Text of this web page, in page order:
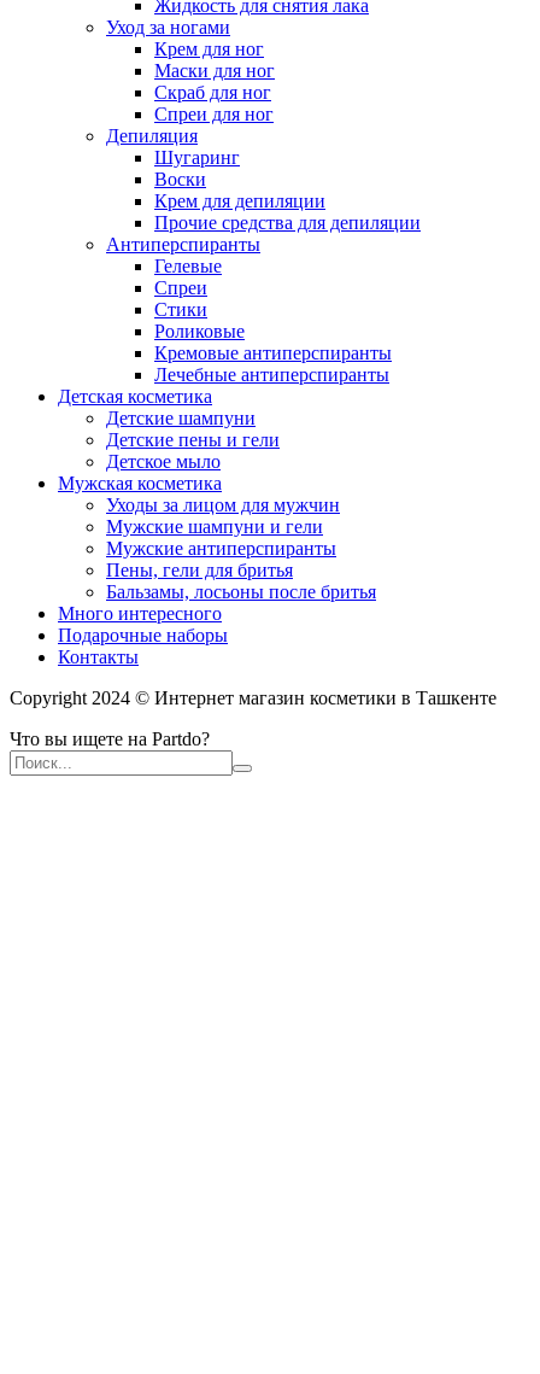
Жидкость для снятия лака
Уход за ногами
Крем для ног
Маски для ног
Скраб для ног
Спреи для ног
Депиляция
Шугаринг
Воски
Крем для депиляции
Прочие средства для депиляции
Антиперспиранты
Гелевые
Спреи
Стики
Роликовые
Кремовые антиперспиранты
Лечебные антиперспиранты
Детская косметика
Детские шампуни
Детские пены и гели
Детское мыло
Мужская косметика
Уходы за лицом для мужчин
Мужские шампуни и гели
Мужские антиперспиранты
Пены, гели для бритья
Бальзамы, лосьоны после бритья
Много интересного
Подарочные наборы
Контакты
Copyright 2024 © Интернет магазин косметики в Ташкенте
Что вы ищете на Partdo?